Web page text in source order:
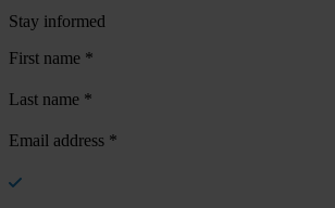
Stay informed
First name *
Last name *
Email address *